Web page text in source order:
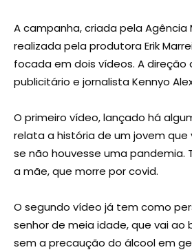
A campanha, criada pela Agência
realizada pela produtora Erik
focada em dois vídeos. A direção
publicitário e jornalista Kennyo
O primeiro vídeo, lançado há
relata a história de um jovem que
se não houvesse uma pandemia.
a mãe, que morre por covid.
O segundo vídeo já tem como
senhor de meia idade, que vai ao
sem a precaução do álcool em